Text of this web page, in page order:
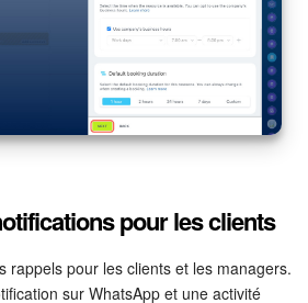
pour les clients
rappels pour les clients et les managers.
sur WhatsApp et une activité